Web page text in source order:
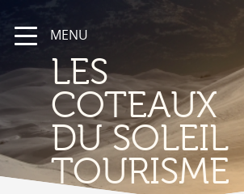
MENU
LES
COTEAUX
DU SOLEIL
TOURISME